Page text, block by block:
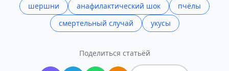
шершни анафилактический шок
пчёлы
смертельный случай
укусы
Поделиться статьёй